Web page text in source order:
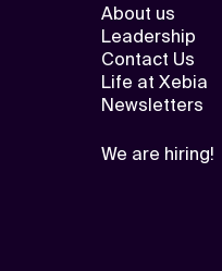
About us
Leadership
Contact Us
Life at Xebia
Newsletters
We are hiring!